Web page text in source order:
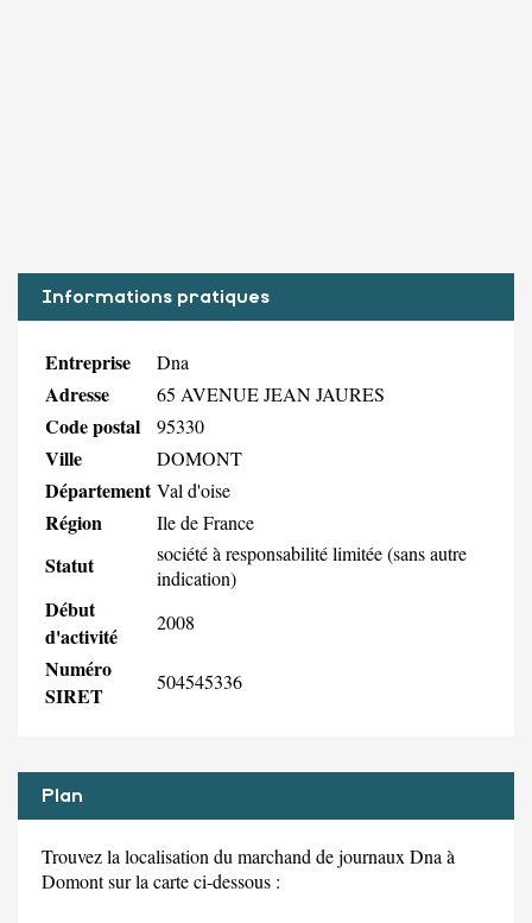
Informations pratiques
Entreprise Dna
Adresse 65 AVENUE JEAN JAURES
Code postal 95330
Ville DOMONT
Département Val d'oise
Région Ile de France
Statut
société à responsabilité limitée (sans autre
indication)
Début
d'activité
2008
Numéro
SIRET
504545336
Plan
Trouvez la localisation du marchand de journaux Dna à
Domont sur la carte ci-dessous :